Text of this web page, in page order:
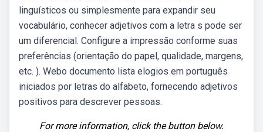
linguísticos ou simplesmente para expandir seu
vocabulário, conhecer adjetivos com a letra s pode ser
um diferencial. Configure a impressão conforme suas
preferências (orientação do papel, qualidade, margens,
etc. ). Webo documento lista elogios em português
iniciados por letras do alfabeto, fornecendo adjetivos
positivos para descrever pessoas.
For more information, click the button below.